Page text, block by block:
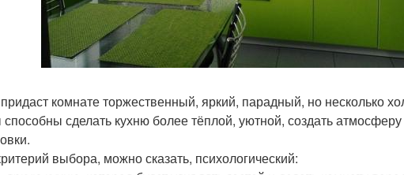
комнате торжественный, яркий, парадный, но несколько
сделать кухню более тёплой, уютной, создать
выбора, можно сказать, психологический: